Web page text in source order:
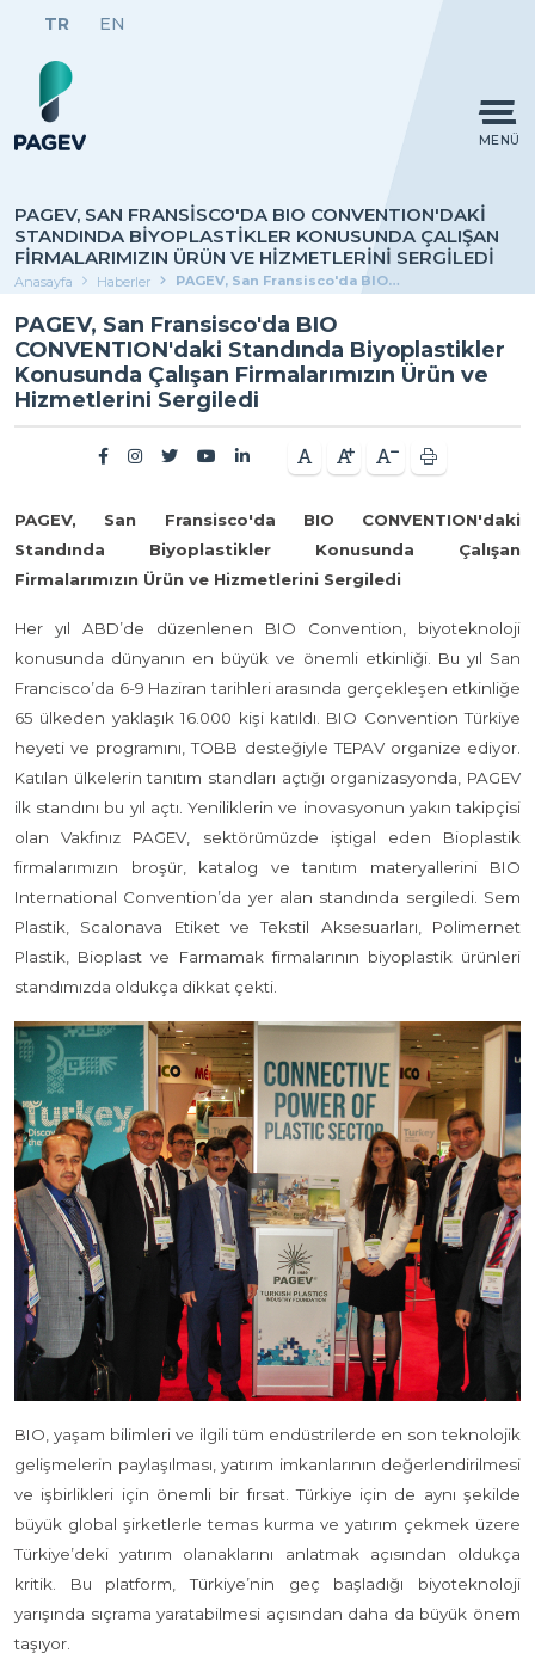
TR EN
MENÜ
PAGEV, SAN FRANSISCO'DA BIO CONVENTION'DAKI
STANDINDA BIYOPLASTIKLER KONUSUNDA ÇALIŞAN
FIRMALARIMIZIN ÜRÜN VE HIZMETLERINI SERGILEDI
Anasayfa Haberler PAGEV, San Fransisco'da BIO CONVENTION'daki Standında Biyoplastikler Konusunda Çalışan Firmalarımızın Ürün ve Hizmetlerini Sergiledi
PAGEV, San Fransisco'da BIO
CONVENTION'daki Standında Biyoplastikler
Konusunda Çalışan Firmalarımızın Ürün ve
Hizmetlerini Sergiledi
PAGEV, San Fransisco'da BIO CONVENTION'daki
Standında Biyoplastikler Konusunda Çalışan
Firmalarımızın Ürün ve Hizmetlerini Sergiledi
Her yıl ABD’de düzenlenen BIO Convention, biyoteknoloji
konusunda dünyanın en büyük ve önemli etkinliği. Bu yıl San
Francisco’da 6-9 Haziran tarihleri arasında gerçekleşen etkinliğe
65 ülkeden yaklaşık 16.000 kişi katıldı. BIO Convention Türkiye
heyeti ve programını, TOBB desteğiyle TEPAV organize ediyor.
Katılan ülkelerin tanıtım standları açtığı organizasyonda, PAGEV
ilk standını bu yıl açtı. Yeniliklerin ve inovasyonun yakın takipçisi
olan Vakfınız PAGEV, sektörümüzde iştigal eden Bioplastik
firmalarımızın broşür, katalog ve tanıtım materyallerini BIO
International Convention’da yer alan standında sergiledi. Sem
Plastik, Scalonava Etiket ve Tekstil Aksesuarları, Polimernet
Plastik, Bioplast ve Farmamak firmalarının biyoplastik ürünleri
standımızda oldukça dikkat çekti.
BIO, yaşam bilimleri ve ilgili tüm endüstrilerde en son teknolojik
gelişmelerin paylaşılması, yatırım imkanlarının değerlendirilmesi
ve işbirlikleri için önemli bir fırsat. Türkiye için de aynı şekilde
büyük global şirketlerle temas kurma ve yatırım çekmek üzere
Türkiye’deki yatırım olanaklarını anlatmak açısından oldukça
kritik. Bu platform, Türkiye’nin geç başladığı biyoteknoloji
yarışında sıçrama yaratabilmesi açısından daha da büyük önem
taşıyor.